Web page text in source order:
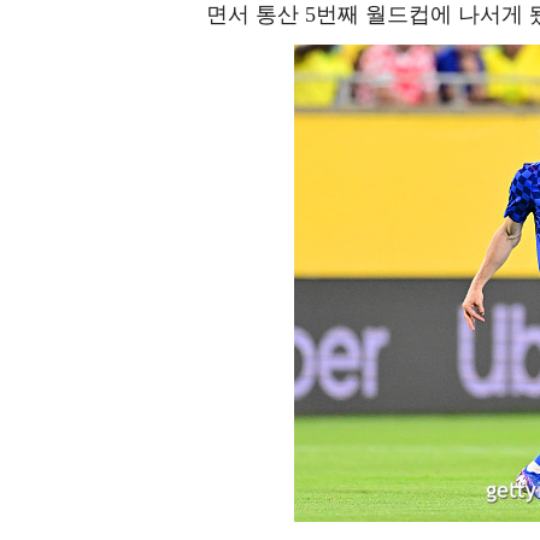
면서 통산 5번째 월드컵에 나서게